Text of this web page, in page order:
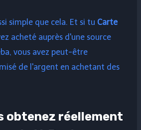
simple que cela. Et si tu Carte
acheté auprès d'une source
vous avez peut-être
de l'argent en achetant des
obtenez réellement